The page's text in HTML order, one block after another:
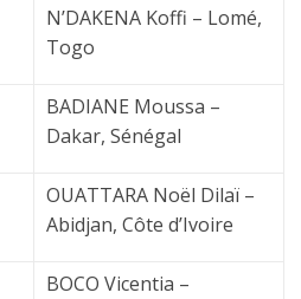
N’DAKENA Koffi – Lomé,
Togo
BADIANE Moussa –
Dakar, Sénégal
OUATTARA Noël Dilaï –
Abidjan, Côte d’Ivoire
BOCO Vicentia –